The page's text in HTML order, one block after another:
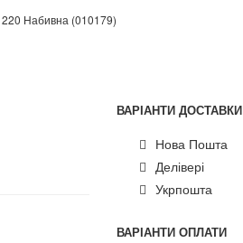
220 Набивна (010179)
ВАРІАНТИ ДОСТАВКИ
Нова Пошта
Делівері
Укрпошта
ВАРІАНТИ ОПЛАТИ